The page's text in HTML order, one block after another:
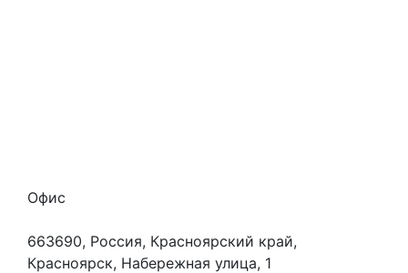
Офис
663690, Россия, Красноярский край,
Красноярск, Набережная улица, 1